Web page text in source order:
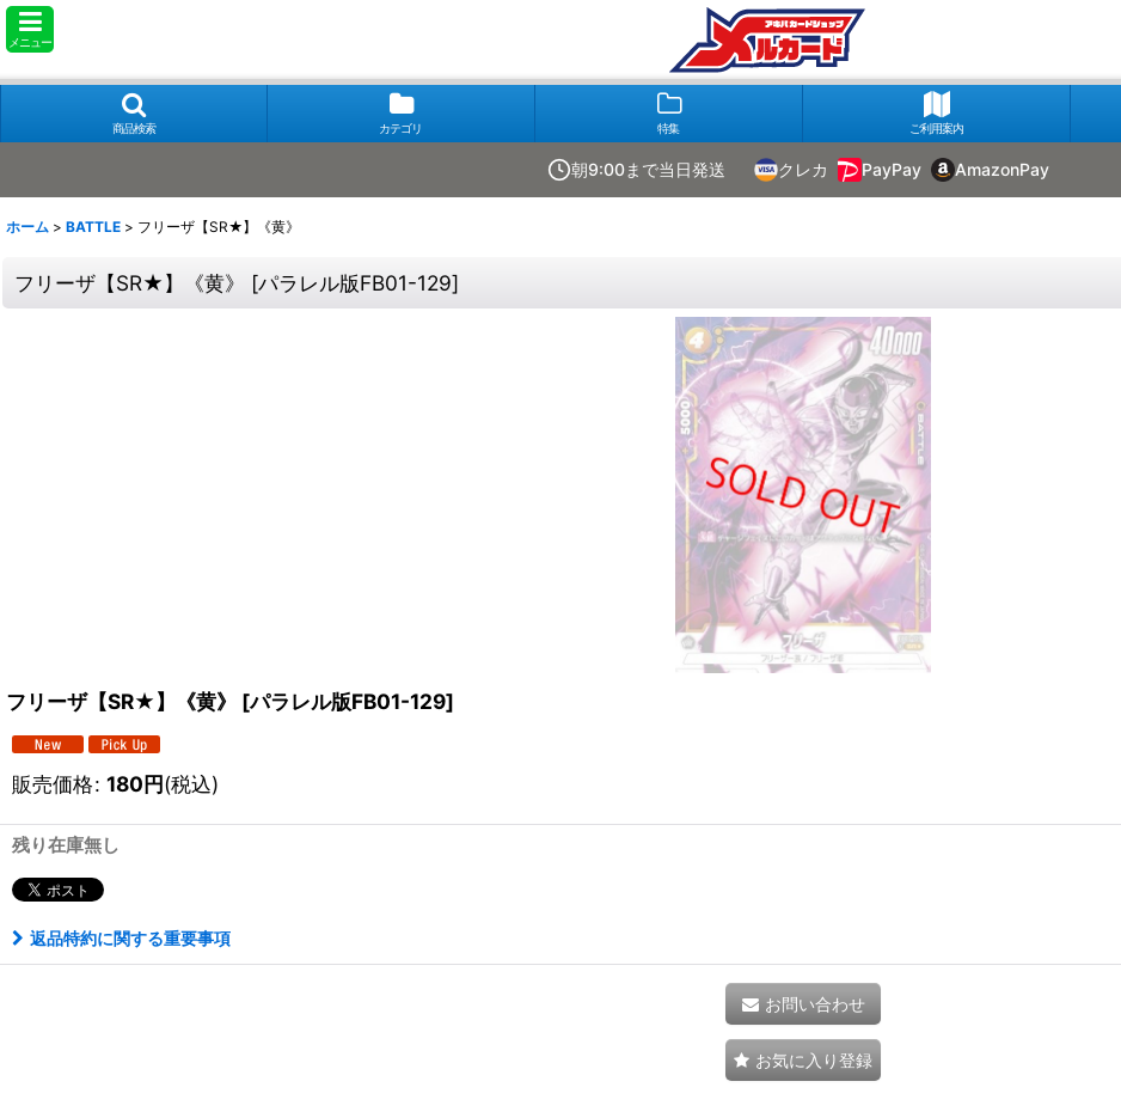
メニュー
商品検索 カテゴリ 特集 ご利用案内
朝9:00まで当日発送 クレカ PayPay AmazonPay
ホーム > BATTLE > フリーザ【SR★】《黄》
フリーザ【SR★】《黄》 [パラレル版FB01-129]
フリーザ【SR★】《黄》 [パラレル版FB01-129]
販売価格: 180円(税込)
残り在庫無し
返品特約に関する重要事項
お問い合わせ
お気に入り登録